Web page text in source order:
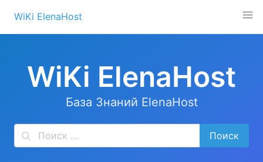
содержимому
WiKi ElenaHost
WiKi ElenaHost
База Знаний ElenaHost